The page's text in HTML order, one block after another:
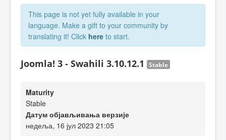
This page is not yet fully available in your
language. Make a gift to your community by
translating it! Click here to start.
Joomla! 3 - Swahili 3.10.12.1 Stable
Maturity
Stable
Датум објављивања верзије
недеља, 16 јул 2023 21:05